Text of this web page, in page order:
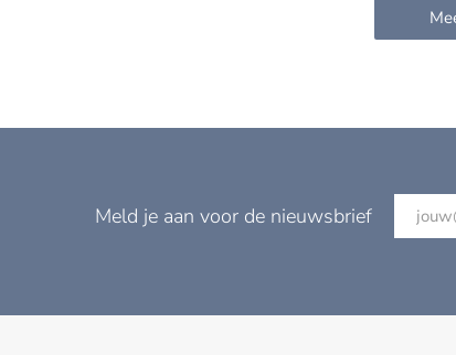
Meld je aan voor de nieuwsbrief